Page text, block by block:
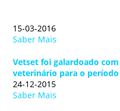
15-03-2016
Saber Mais
Vetset foi galardoado
veterinário para o período
24-12-2015
Saber Mais